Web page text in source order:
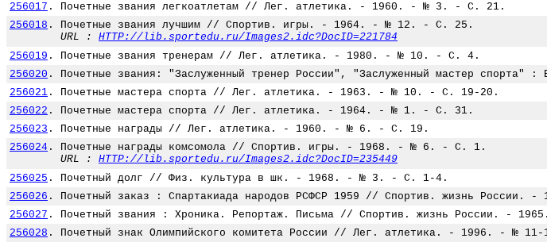
256017 . Почетные звания легкоатлетам // Лег. атлетика. - 1960. - № 3. - С. 21.
256018 .
Почетные звания лучшим // Спортив. игры. - 1964. - № 12. - С. 25.
URL : HTTP://lib.sportedu.ru/Images2.idc?DocID=221784
256019 . Почетные звания тренерам // Лег. атлетика. - 1980. - № 10. - С. 4.
256020 . Почетные звания: "Заслуженный тренер России", "Заслуженный мастер
256021 . Почетные мастера спорта // Лег. атлетика. - 1963. - № 10. - С. 19-20.
256022 . Почетные мастера спорта // Лег. атлетика. - 1964. - № 1. - С. 31.
256023 . Почетные награды // Лег. атлетика. - 1960. - № 6. - С. 19.
256024 .
Почетные награды комсомола // Спортив. игры. - 1968. - № 6. - С. 1.
URL : HTTP://lib.sportedu.ru/Images2.idc?DocID=235449
256025 . Почетный долг // Физ. культура в шк. - 1968. - № 3. - С. 1-4.
256026 . Почетный заказ : Спартакиада народов РСФСР 1959 // Спортив. жизнь
256027 . Почетный звания : Хроника. Репортаж. Письма // Спортив. жизнь России. -
256028 . Почетный знак Олимпийского комитета России // Лег. атлетика. - 1996. - №